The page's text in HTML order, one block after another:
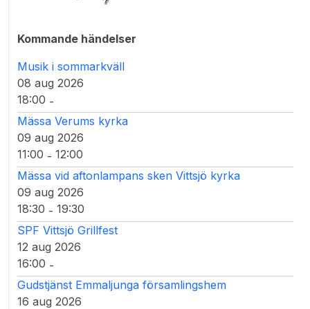
Kommande händelser
Musik i sommarkväll
08 aug 2026
18:00 -
Mässa Verums kyrka
09 aug 2026
11:00 - 12:00
Mässa vid aftonlampans sken Vittsjö kyrka
09 aug 2026
18:30 - 19:30
SPF Vittsjö Grillfest
12 aug 2026
16:00 -
Gudstjänst Emmaljunga församlingshem
16 aug 2026